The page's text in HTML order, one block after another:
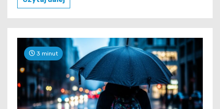
3 minut